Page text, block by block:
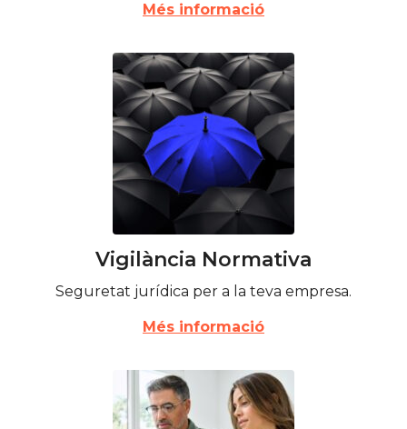
Més informació
Vigilància Normativa
Seguretat jurídica per a la teva empresa.
Més informació